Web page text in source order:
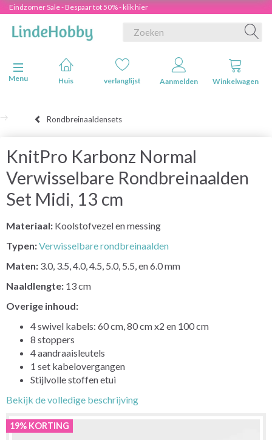
Eindzomer Sale - Bespaar tot 50% - klik hier
Navigatie in-/uitschakelen
Menu
Huis verlanglijst Aanmelden Winkelwagen
Rondbreinaaldensets
KnitPro Karbonz Normal
Verwisselbare Rondbreinaalden
Set Midi, 13 cm
Materiaal: Koolstofvezel en messing
Typen:Verwisselbare rondbreinaalden
Maten: 3.0, 3.5, 4.0, 4.5, 5.0, 5.5, en 6.0 mm
Naaldlengte: 13 cm
Overige inhoud:
4 swivel kabels: 60 cm, 80 cm x2 en 100 cm
8 stoppers
4 aandraaisleutels
1 set kabelovergangen
Stijlvolle stoffen etui
Bekijk de volledige beschrijving
19% KORTING